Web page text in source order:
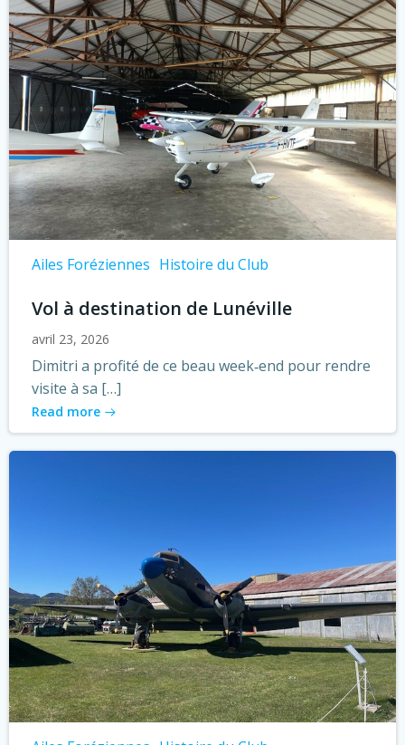
Ailes Foréziennes Histoire du Club
Vol à destination de Lunéville
avril 23, 2026
Dimitri a profité de ce beau week‑end pour rendre
visite à sa […]
Read more